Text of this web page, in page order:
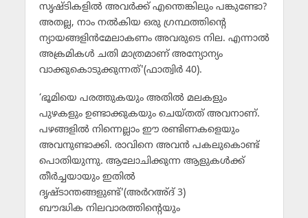
സൃഷ്ടികളില്‍ അവര്‍ക്ക് എന്തെങ്കിലും പങ്കുണ്ടോ?
അതല്ല, നാം നല്‍കിയ ഒരു ഗ്രന്ഥത്തിന്റെ
ന്യായങ്ങളിന്‍മേലാകണം അവരുടെ നില. എന്നാല്‍
അക്രമികള്‍ ചതി മാത്രമാണ് അന്യോന്യം
വാക്കുകൊടുക്കുന്നത്'(ഫാത്വിര്‍ 40).
‘ഭൂമിയെ പരത്തുകയും അതില്‍ മലകളും
പുഴകളും ഉണ്ടാക്കുകയും ചെയ്തത് അവനാണ്.
പഴങ്ങളില്‍ നിന്നെല്ലാം ഈ രണ്ടിണകളെയും
അവനുണ്ടാക്കി. രാവിനെ അവന്‍ പകലുകൊണ്ട്
പൊതിയുന്നു. ആലോചിക്കുന്ന ആളുകള്‍ക്ക്
തീര്‍ച്ചയായും ഇതില്‍
ദൃഷ്ടാന്തങ്ങളുണ്ട്'(അര്‍റഅ്ദ് 3)
ബൗദ്ധിക നിലവാരത്തിന്റെയും